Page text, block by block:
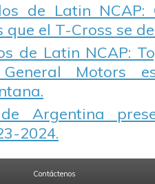
de Latin NCAP:
que el T-Cross se
de Latin NCAP:
Motors
Argentina
2024.
Contáctenos